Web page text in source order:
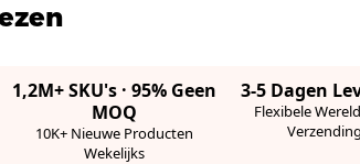
1,2M+ SKU's · 95% Geen
MOQ
10K+ Nieuwe Producten
Wekelijks
3-5 Dagen
Flexibele
Verzending